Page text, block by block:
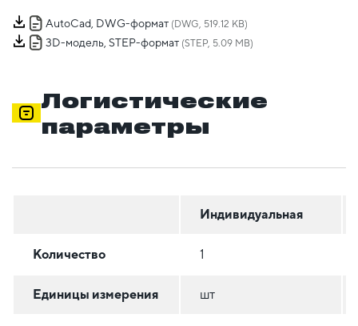
AutoCad, DWG-формат (DWG, 519.12 KB)
3D-модель, STEP-формат (STEP, 5.09 MB)
Логистические
параметры
Индивидуальная
Количество 1
Единицы измерения шт